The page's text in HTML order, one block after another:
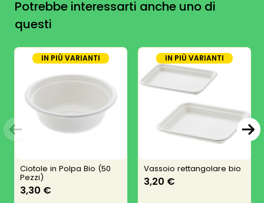
Potrebbe interessarti anche uno di
questi
IN PIÙ VARIANTI
Ciotole in Polpa Bio (50
Pezzi)
3,30 €
IN PIÙ VARIANTI
Vassoio rettangolare bio
3,20 €